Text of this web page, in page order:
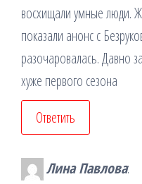
восхищали умные люди.
показали анонс с
разочаровалась. Давно
хуже первого сезона
Ответить
Лина Павлова: